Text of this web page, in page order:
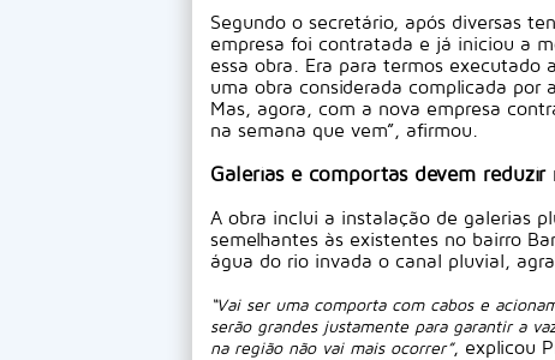
Segundo o secretário, após diversas
empresa foi contratada e já iniciou a
essa obra. Era para termos
uma obra considerada complicada por
Mas, agora, com a nova empresa
na semana que vem”, afirmou.
Galerias e comportas devem reduzir
A obra inclui a instalação de galerias
semelhantes às existentes no bairro
água do rio invada o canal pluvial,
“Vai ser uma comporta com cabos e
serão grandes justamente para garantir a
na região não vai mais ocorrer”, explicou